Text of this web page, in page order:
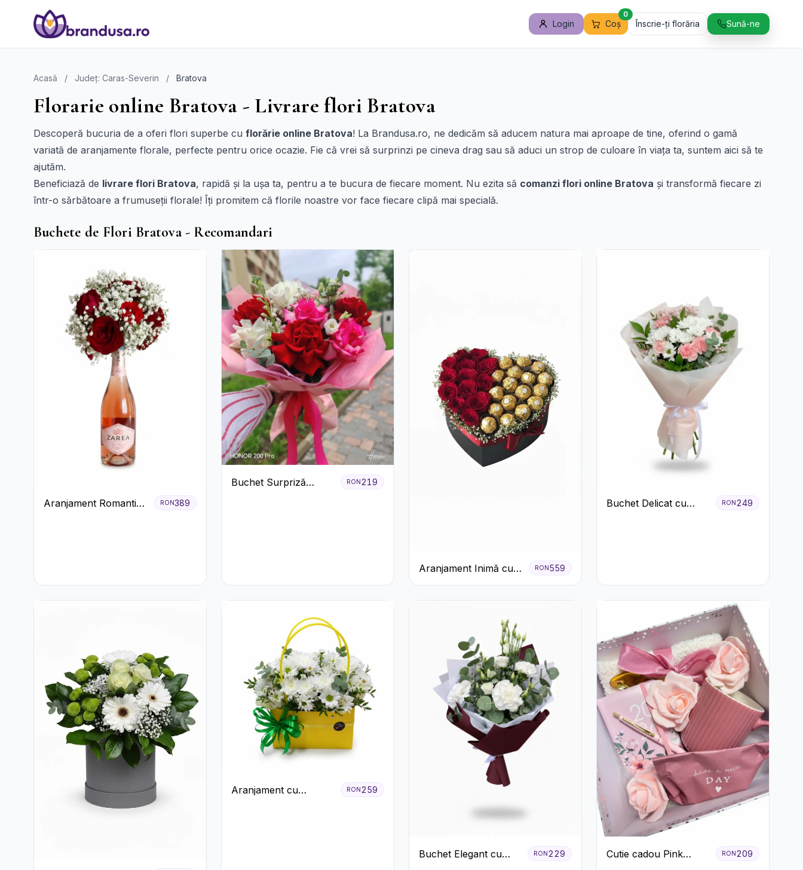
Login Coș
0
Înscrie-ți florăria Sună-ne
Acasă / Județ: Caras-Severin / Bratova
Florarie online Bratova - Livrare flori Bratova
Descoperă bucuria de a oferi flori superbe cu florărie online Bratova! La Brandusa.ro, ne dedicăm să aducem natura mai aproape de tine, oferind o gamă
variată de aranjamente florale, perfecte pentru orice ocazie. Fie că vrei să surprinzi pe cineva drag sau să aduci un strop de culoare în viața ta, suntem aici să te
ajutăm.
Beneficiază de livrare flori Bratova, rapidă și la ușa ta, pentru a te bucura de fiecare moment. Nu ezita să comanzi flori online Bratova și transformă fiecare zi
într-o sărbătoare a frumuseții florale! Îți promitem că florile noastre vor face fiecare clipă mai specială.
Buchete de Flori Bratova - Recomandari
Aranjament Romantic
RON389
Buchet Surpriză
RON219
Aranjament Inimă cu
Trandafiri Roșii și
RON559
Buchet Delicat cu
RON249
Aranjament cu
RON259
Buchet Elegant cu
RON 229
Cutie cadou Pink
RON 209